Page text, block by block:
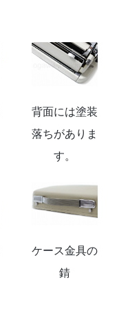
背面には塗装
落ちがありま
す。
ケース金具の
錆